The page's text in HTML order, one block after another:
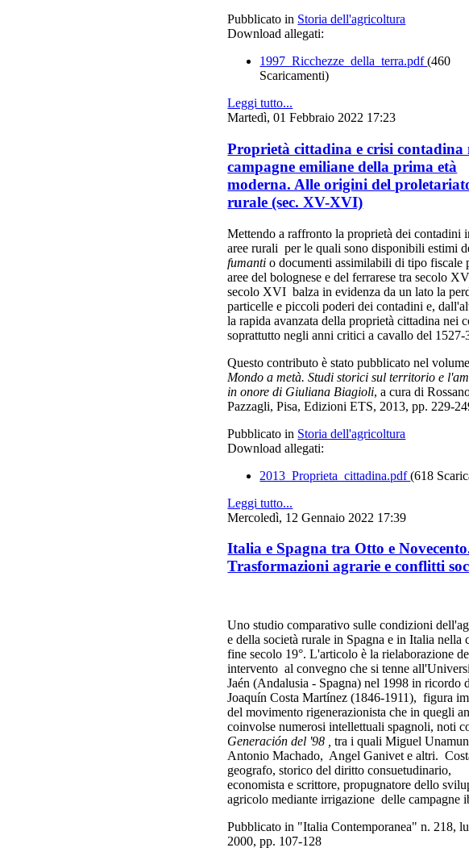
Pubblicato in Storia dell'agricoltura
Download allegati:
1997_Ricchezze_della_terra.pdf(460
Scaricamenti)
Leggi tutto...
Martedì, 01 Febbraio 2022 17:23
Proprietà cittadina e crisi contadina
campagne emiliane della prima età
moderna. Alle origini del
rurale (sec. XV-XVI)
Mettendo a raffronto la proprietà dei contadini
aree rurali per le quali sono disponibili estimi
fumanti o documenti assimilabili di tipo fiscale
aree del bolognese e del ferrarese tra secolo
secolo XVI balza in evidenza da un lato la
particelle e piccoli poderi dei contadini e,
la rapida avanzata della proprietà cittadina nei
soprattutto negli anni critici a cavallo del 1527-
Questo contributo è stato pubblicato nel volume
Mondo a metà. Studi storici sul territorio e
in onore di Giuliana Biagioli, a cura di
Pazzagli, Pisa, Edizioni ETS, 2013, pp. 229-
Pubblicato in Storia dell'agricoltura
Download allegati:
2013_Proprieta_cittadina.pdf(618
Leggi tutto...
Mercoledì, 12 Gennaio 2022 17:39
Italia e Spagna tra Otto e
Trasformazioni agrarie e conflitti
Uno studio comparativo sulle condizioni
e della società rurale in Spagna e in Italia nella
fine secolo 19°. L'articolo è la rielaborazione
intervento al convegno che si tenne
Jaén (Andalusia - Spagna) nel 1998 in ricordo
Joaquín Costa Martínez (1846-1911), figura
del movimento rigenerazionista che in quegli
coinvolse numerosi intellettuali spagnoli, noti
Generación del '98 ,
tra i quali Miguel
Antonio Machado, Angel Ganivet e altri.
geografo, storico del diritto consuetudinario,
economista e scrittore, propugnatore dello
agricolo mediante irrigazione delle campagne
Pubblicato in "Italia Contemporanea" n. 218,
2000, pp. 107-128